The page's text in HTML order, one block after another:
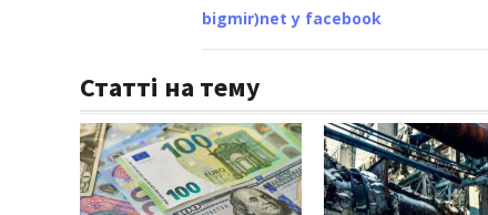
bigmir)net у facebook
Статті на тему